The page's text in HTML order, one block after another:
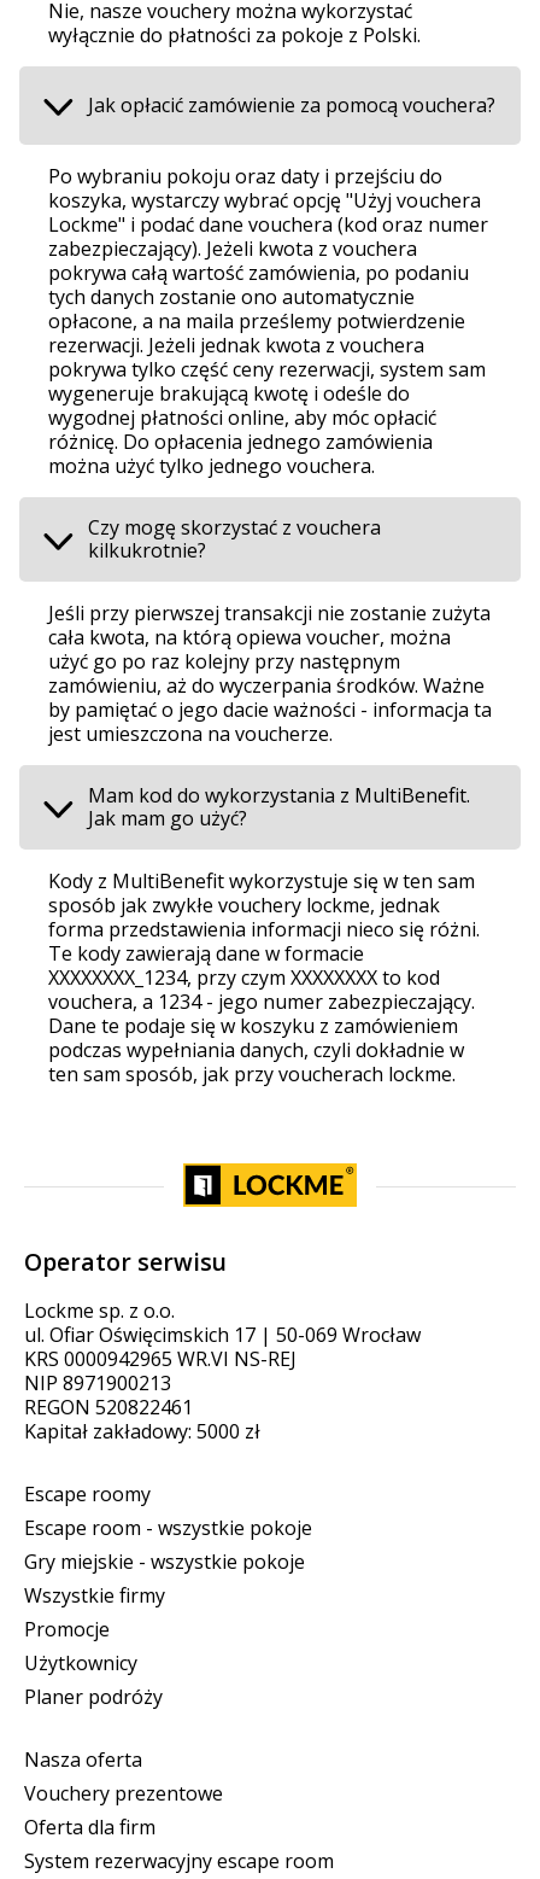
Nie, nasze vouchery można wykorzystać
wyłącznie do płatności za pokoje z Polski.
Jak opłacić zamówienie za pomocą vouchera?
Po wybraniu pokoju oraz daty i przejściu do
koszyka, wystarczy wybrać opcję "Użyj vouchera
Lockme" i podać dane vouchera (kod oraz numer
zabezpieczający). Jeżeli kwota z vouchera
pokrywa całą wartość zamówienia, po podaniu
tych danych zostanie ono automatycznie
opłacone, a na maila prześlemy potwierdzenie
rezerwacji. Jeżeli jednak kwota z vouchera
pokrywa tylko część ceny rezerwacji, system sam
wygeneruje brakującą kwotę i odeśle do
wygodnej płatności online, aby móc opłacić
różnicę. Do opłacenia jednego zamówienia
można użyć tylko jednego vouchera.
Czy mogę skorzystać z vouchera
kilkukrotnie?
Jeśli przy pierwszej transakcji nie zostanie zużyta
cała kwota, na którą opiewa voucher, można
użyć go po raz kolejny przy następnym
zamówieniu, aż do wyczerpania środków. Ważne
by pamiętać o jego dacie ważności - informacja ta
jest umieszczona na voucherze.
Mam kod do wykorzystania z MultiBenefit.
Jak mam go użyć?
Kody z MultiBenefit wykorzystuje się w ten sam
sposób jak zwykłe vouchery lockme, jednak
forma przedstawienia informacji nieco się różni.
Te kody zawierają dane w formacie
XXXXXXXX_1234, przy czym XXXXXXXX to kod
vouchera, a 1234 - jego numer zabezpieczający.
Dane te podaje się w koszyku z zamówieniem
podczas wypełniania danych, czyli dokładnie w
ten sam sposób, jak przy voucherach lockme.
Operator serwisu
Lockme sp. z o.o.
ul. Ofiar Oświęcimskich 17 | 50-069 Wrocław
KRS 0000942965 WR.VI NS-REJ
NIP 8971900213
REGON 520822461
Kapitał zakładowy: 5000 zł
Escape roomy
Escape room - wszystkie pokoje
Gry miejskie - wszystkie pokoje
Wszystkie firmy
Promocje
Użytkownicy
Planer podróży
Nasza oferta
Vouchery prezentowe
Oferta dla firm
System rezerwacyjny escape room